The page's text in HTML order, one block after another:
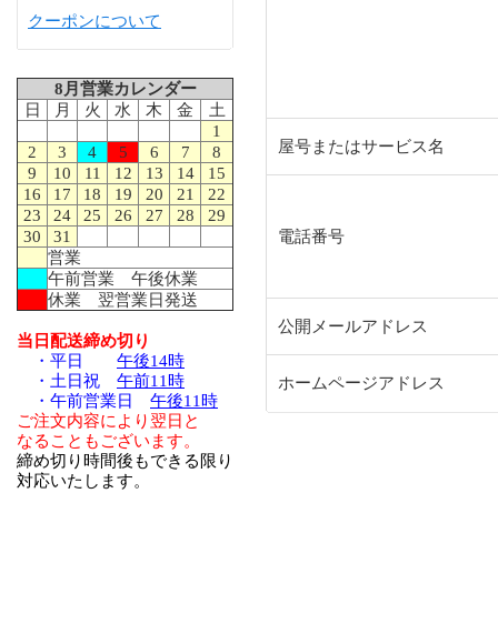
クーポンについて
8月営業カレンダー
日
月 火 水 木 金
土
1
2
3 4 5 6 7
8
9
10 11 12 13 14
15
16
17 18 19 20 21
22
23
24 25 26 27 28
29
30
31
営業
午前営業 午後休業
休業 翌営業日発送
当日配送締め切り
・平日 午後14時
・土日祝 午前11時
・午前営業日 午後11時
ご注文内容により翌日と
なることもございます。
締め切り時間後もできる限り
対応いたします。
屋号またはサービス名
電話番号
公開メールアドレス
ホームページアドレス